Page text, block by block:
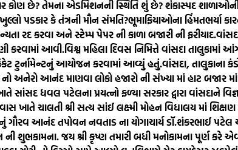
છે? તેમના એડમિશનની સ્થિતિ શું છે? શંકાસ્પદ શાળાઓની
પડકાર કે તંત્રની મૌન સંમતિ?ભૂમાફિયાઓના હિંમતભર્યા
રદ કરવા અને સ્ટેમ્પ પેપર ની કાળા બજારી ની ફરીયાદ.
કરવામાં આવી.વિશ્વ મહિલા દિવસ નિમિત્તે વાંસદા તાલુકામાં
ટુર્નામેન્ટનું આયોજન કરવામાં આવ્યું હતું.વાંસદા, તાલુકાના
નો અનેરો આનંદ માણવા લોકો હજારો ની સંખ્યા માં હાટ બજાર
સાંસદ ધવલ પટેલના પ્રયત્નો ફળ્યા સરકાર દ્વારા વાંસદાને
ખાતે ચાલતી શ્રી સત્ય સાંઈ લક્ષ્મી મોહન વિદ્યાલય માં
નું ગૌરવ આનંદ તપોવન નવતાડ ના યોગાચાર્ય ડૉ.શંકરભાઈ
ની શુભકામના. જય શ્રી કૃષ્ણ તમારી બધી મનોકામના પૂર્ણ કરે